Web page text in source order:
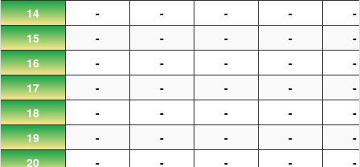
14
- - - -
-
15
- - - -
-
16
- - - -
-
17
- - - -
-
18
- - - -
-
19
- - - -
-
20
- - - - -